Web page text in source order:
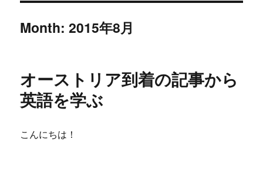
Month:2015年8月
オーストリア到着の記事から
英語を学ぶ
こんにちは！